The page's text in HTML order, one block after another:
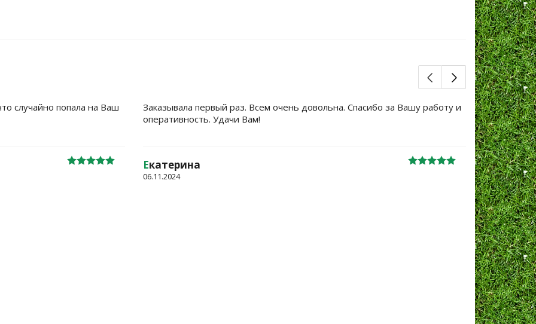
случайно попала на Ваш
Заказывала первый раз. Всем очень довольна. Спасибо за Вашу работу и
оперативность. Удачи Вам!
Екатерина
06.11.2024
Большое
уже не
Жанна
06.10.2024